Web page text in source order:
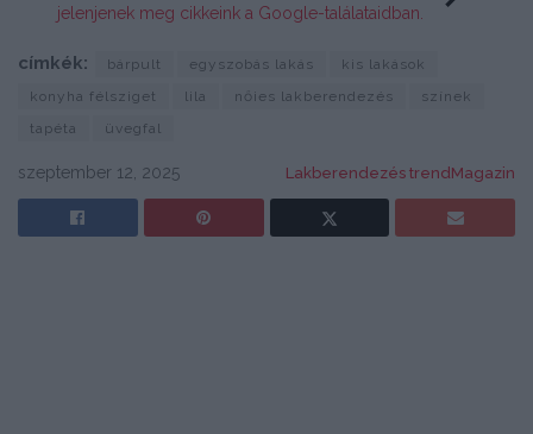
jelenjenek meg cikkeink a Google-találataidban.
címkék: bárpult egyszobás lakás
kis lakások
konyha félsziget
lila nőies lakberendezés
színek
tapéta
üvegfal
szeptember 12, 2025 Lakberendezés trendMagazin